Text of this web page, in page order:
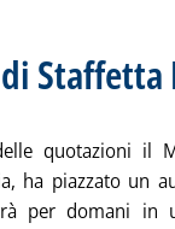
Staffetta
quotazioni il
ha piazzato un
per domani in